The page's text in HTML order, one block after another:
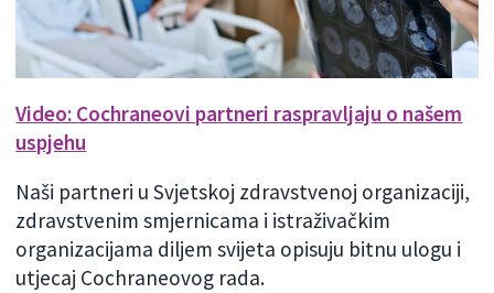
Video: Cochraneovi partneri raspravljaju o našem
uspjehu
Naši partneri u Svjetskoj zdravstvenoj organizaciji,
zdravstvenim smjernicama i istraživačkim
organizacijama diljem svijeta opisuju bitnu ulogu i
utjecaj Cochraneovog rada.